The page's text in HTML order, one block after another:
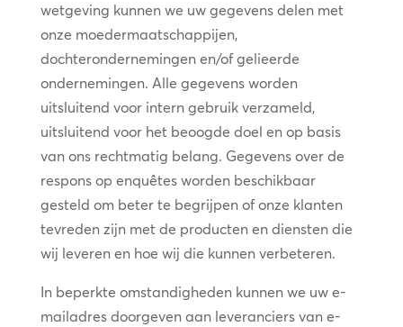
wetgeving kunnen we uw gegevens delen met
onze moedermaatschappijen,
dochterondernemingen en/of gelieerde
ondernemingen. Alle gegevens worden
uitsluitend voor intern gebruik verzameld,
uitsluitend voor het beoogde doel en op basis
van ons rechtmatig belang. Gegevens over de
respons op enquêtes worden beschikbaar
gesteld om beter te begrijpen of onze klanten
tevreden zijn met de producten en diensten die
wij leveren en hoe wij die kunnen verbeteren.
In beperkte omstandigheden kunnen we uw e-
mailadres doorgeven aan leveranciers van e-